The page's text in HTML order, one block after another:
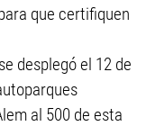
que certifiquen
desplegó el 12 de
al 500 de esta